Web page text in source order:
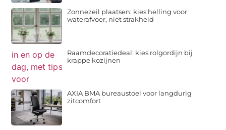
Zonnezeil plaatsen: kies helling voor
waterafvoer, niet strakheid
Raamdecoratiedeal: kies rolgordijn bij
krappe kozijnen
AXIA BMA bureaustoel voor langdurig
zitcomfort